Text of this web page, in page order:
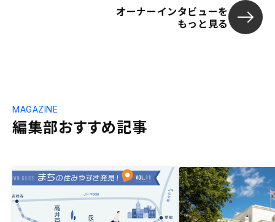
オーナーインタビューを
もっと見る
編集部おすすめ記事
MAGAZINE